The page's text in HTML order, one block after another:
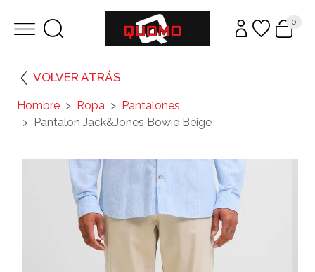
0
VOLVER ATRÁS
Hombre Ropa
Pantalones
Pantalon Jack&Jones Bowie Beige